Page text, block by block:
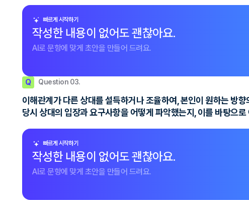
빠르게 시작하기
작성한 내용이 없어도 괜찮아요.
AI로 문항에 맞게 초안을 만들어 드려요.
Q Question 03.
이해관계가 다른 상대를 설득하거나 조율하여, 본인이 원하는 방
당시 상대의 입장과 요구사항을 어떻게 파악했는지, 이를 바탕으
빠르게 시작하기
작성한 내용이 없어도 괜찮아요.
AI로 문항에 맞게 초안을 만들어 드려요.